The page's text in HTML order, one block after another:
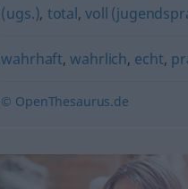
(ugs.), total,voll
wahrhaft,wahrlich, echt,
© OpenThesaurus.de